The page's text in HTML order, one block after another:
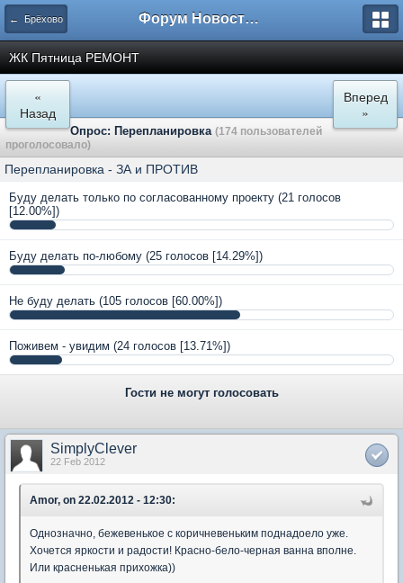
← Брёхово Форум Новостройки
ЖК Пятница РЕМОНТ
«
Назад
Вперед
»
Опрос: Перепланировка (174 пользователей
проголосовало)
Перепланировка - ЗА и ПРОТИВ
Буду делать только по согласованному проекту (21 голосов
[12.00%])
Буду делать по-любому (25 голосов [14.29%])
Не буду делать (105 голосов [60.00%])
Поживем - увидим (24 голосов [13.71%])
Гости не могут голосовать
SimplyClever
22 Feb 2012
Amor, on 22.02.2012 - 12:30:
Однозначно, бежевенькое с коричневеньким поднадоело уже.
Хочется яркости и радости! Красно-бело-черная ванна вполне.
Или красненькая прихожка))